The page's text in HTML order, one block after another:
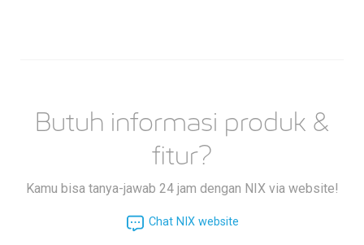
Butuh informasi produk &
fitur?
Kamu bisa tanya-jawab 24 jam dengan NIX via website!
Chat NIX website